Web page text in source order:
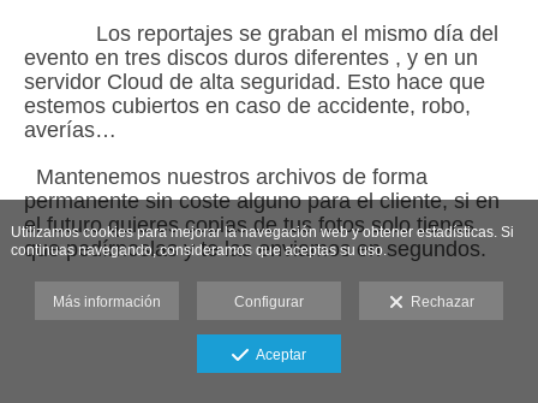
Los reportajes se graban el mismo día del
evento en tres discos duros diferentes , y en un
servidor Cloud de alta seguridad. Esto hace que
estemos cubiertos en caso de accidente, robo,
averías…
Mantenemos nuestros archivos de forma
permanente sin coste alguno para el cliente, si en
el futuro quieres copias de tus fotos solo tienes
que pedírnoslas y te las enviamos en segundos.
Utilizamos cookies para mejorar la navegación web y obtener estadísticas. Si
continuas navegando, consideramos que aceptas su uso.
Más información Configurar Rechazar
Aceptar